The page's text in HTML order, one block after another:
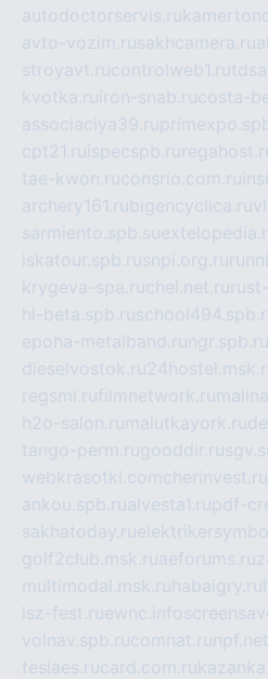
autodoctorservis.ru
avto-vozim.rusakhcamera.ru
stroyavt.rucontrolweb1.ru
kvotka.ru iron-snab.rucosta-
associaciya39.ru
cpt21.ru ispecspb.ru
tae-kwon.ruconsrio.com.ru
archery161.rubigencyclica.ru
sarmiento.spb.su
iskatour.spb.rusnpi.org.ru
krygeva-spa.ruchel.net.ru
hl-beta.spb.ru
epoha-metalband.ru ngr.spb.ru
dieselvostok.ru
regsmi.rufilmnetwork.ru
h2o-salon.ru malutkayork.ru
tango-perm.rugooddir.ru
webkrasotki.comcherinvest.ru
ankou.spb.rualvesta1.rupdf-
sakhatoday.ru
golf2club.msk.ruaeforums.ru
multimodal.msk.ru habaigry.ru
isz-fest.ruewnc.info
volnav.spb.rucomnat.ru
tesiaes.rucard.com.ru